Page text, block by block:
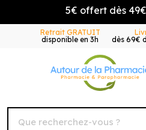
5€ offert dès 49€
Retrait GRATUIT
disponible en 3h
dès 69€